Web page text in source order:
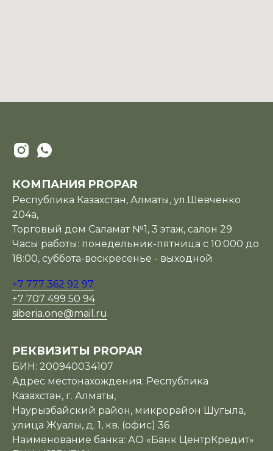
КОМПАНИЯ PROPAR
Республика Казахстан, Алматы, ул.Шевченко
204а,
Торговый дом Саламат №1, 3 этаж, салон 29
Часы работы: понедельник-пятница с 10:000 до
18:00, суббота-воскресенье - выходной
+7 777 362 92 97
+7 707 499 50 94
siberia.one@mail.ru
РЕКВИЗИТЫ PROPAR
БИН: 200940034107
Адрес местонахождения: Республика
Казахстан, г. Алматы,
Наурызбайский район, микрорайон Шугыла,
улица Жуалы, д. 1, кв. (офис) 36
Наименование банка: АО «Банк ЦентрКредит»